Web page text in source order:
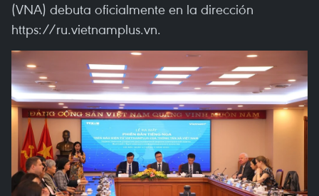
(VNA) debuta oficialmente en la dirección
https://ru.vietnamplus.vn.